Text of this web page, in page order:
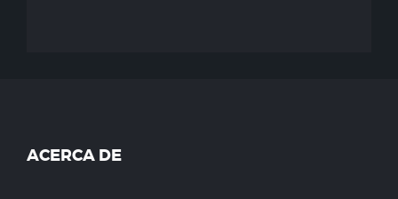
ACERCA DE